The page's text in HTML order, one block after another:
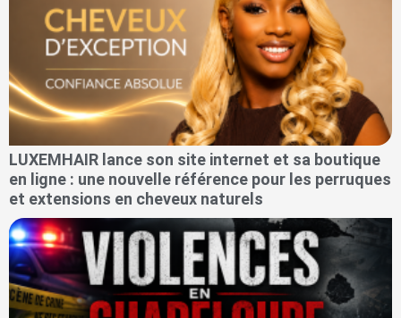
LUXEMHAIR lance son site internet et sa boutique
en ligne : une nouvelle référence pour les perruques
et extensions en cheveux naturels